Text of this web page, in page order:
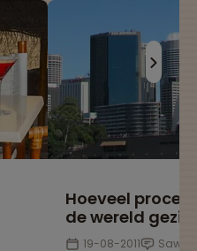
Hoeveel
de wereld
19-08-2011